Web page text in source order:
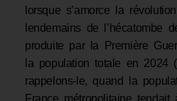
lorsque s’amorce la
lendemains de l’hécatombe
produite par la Première
la population totale en 2024
rappelons-le, quand la